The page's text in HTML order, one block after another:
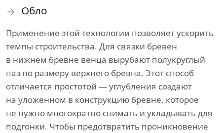
Обло
Применение этой технологии позволяет ускорить
темпы строительства. Для связки бревен
в нижнем бревне венца вырубают полукруглый
паз по размеру верхнего бревна. Этот способ
отличается простотой — углубления создают
на уложенном в конструкцию бревне, которое
не нужно многократно снимать и укладывать для
подгонки. Чтобы предотвратить проникновение